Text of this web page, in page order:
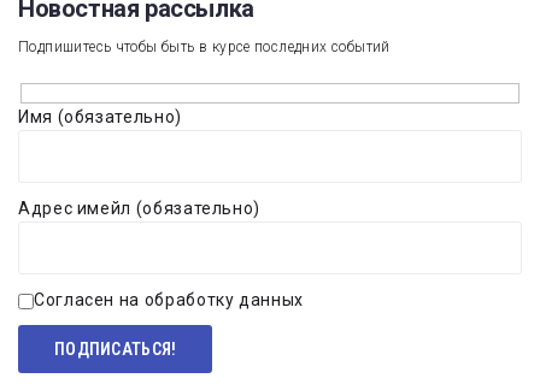
Новостная рассылка​
Подпишитесь чтобы быть в курсе последних событий
Имя (обязательно)
Адрес имейл (обязательно)
Согласен на обработку данных